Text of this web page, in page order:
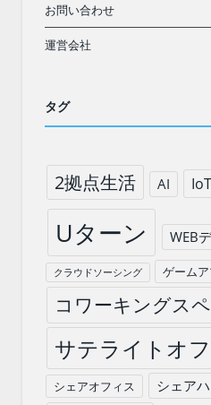
お問い合わせ
運営会社
タグ
2拠点生活 AI IoT
Uターン WEB
クラウドソーシング ゲームア
コワーキングス
サテライトオ
シェアオフィス シェア